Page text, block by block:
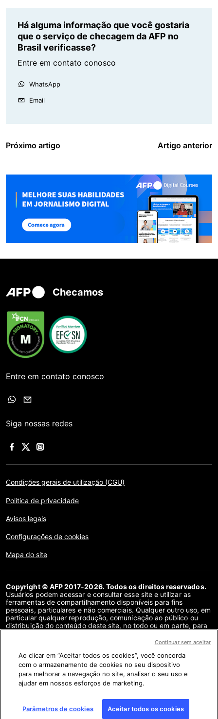
Há alguma informação que você gostaria
que o serviço de checagem da AFP no
Brasil verificasse?
Entre em contato conosco
WhatsApp
Email
Próximo artigo Artigo anterior
Checamos
Entre em contato conosco
Siga nossas redes
Condições gerais de utilização (CGU)
Política de privacidade
Avisos legais
Configurações de cookies
Mapa do site
Copyright © AFP 2017-2026. Todos os direitos reservados.
Usuários podem acessar e consultar esse site e utilizar as
ferramentas de compartilhamento disponíveis para fins
pessoais, particulares e não comerciais. Qualquer outro uso, em
particular qualquer reprodução, comunicação ao público ou
distribuição do conteúdo deste site, no todo ou em parte, para
contrato de licença específico assinado com a AFP, é
meio de links no conteúdo de verificação de fatos são
fornecidos na medida necessária para a correta compreensão
da checagem da informação em questão. A AFP não obteve
qualquer direito dos autores ou detentores dos direitos autorais
deste conteúdo de terceiros e não terá nenhuma
Ao clicar em “Aceitar todos os cookies”, você concorda
com o armazenamento de cookies no seu dispositivo
para melhorar a navegação no site, analisar o seu uso e
ajudar em nossos esforços de marketing.
Parâmetros de cookies Aceitar todos os cookies
Continuar sem aceitar